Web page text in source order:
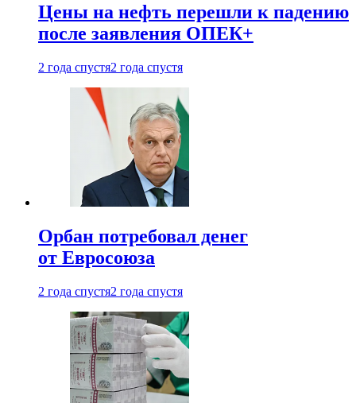
Цены на нефть перешли к падению
после заявления ОПЕК+
2 года спустя2 года спустя
Орбан потребовал денег
от Евросоюза
2 года спустя2 года спустя